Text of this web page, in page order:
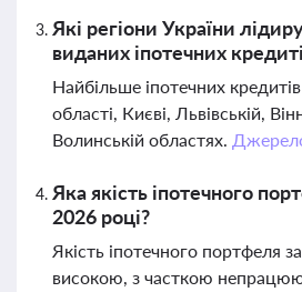
Які регіони України
виданих іпотечних
Найбільше іпотечних
області, Києві, Львівській,
Волинській областях.
Яка якість іпотечного
2026 році?
Якість іпотечного портфеля
високою, з часткою